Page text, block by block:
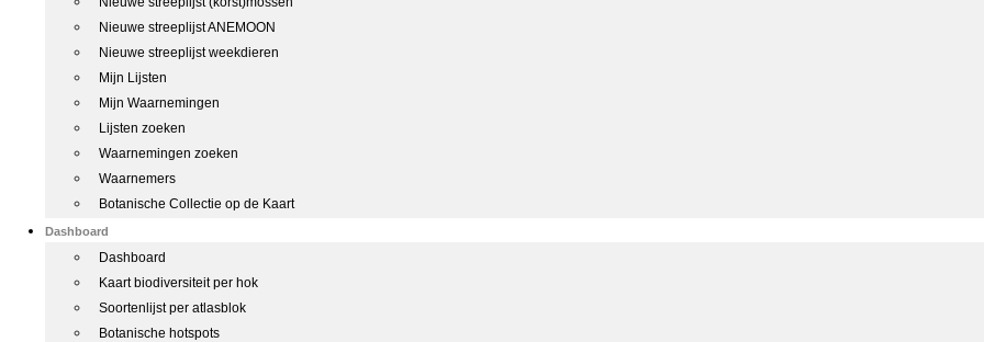
Nieuwe streeplijst ANEMOON
Nieuwe streeplijst weekdieren
Mijn Lijsten
Mijn Waarnemingen
Lijsten zoeken
Waarnemingen zoeken
Waarnemers
Botanische Collectie op de Kaart
Dashboard
Dashboard
Kaart biodiversiteit per hok
Soortenlijst per atlasblok
Botanische hotspots